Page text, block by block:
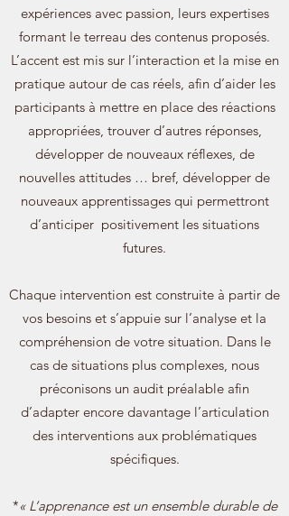
expériences avec passion, leurs expertises
formant le terreau des contenus proposés.
L’accent est mis sur l’interaction et la mise en
pratique autour de cas réels, afin d’aider les
participants à mettre en place des réactions
appropriées, trouver d’autres réponses,
développer de nouveaux réflexes, de
nouvelles attitudes … bref, développer de
nouveaux apprentissages qui permettront
d’anticiper positivement les situations
futures.
Chaque intervention est construite à partir de
vos besoins et s’appuie sur l’analyse et la
compréhension de votre situation. Dans le
cas de situations plus complexes, nous
préconisons un audit préalable afin
d’adapter encore davantage l’articulation
des interventions aux problématiques
spécifiques.
*« L’apprenance est un ensemble durable de